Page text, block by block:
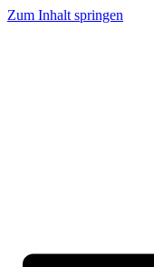
Zum Inhalt springen